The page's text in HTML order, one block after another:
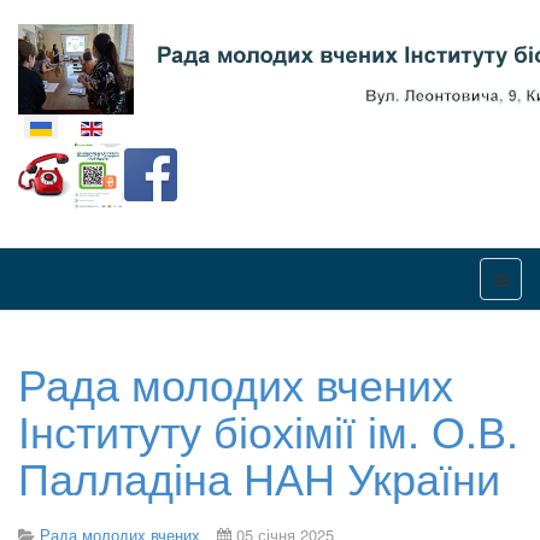
Оберіть свою мову
Рада молодих вчених
Інституту біохімії ім. О.В.
Палладіна НАН України
Рада молодих вчених 05 січня 2025